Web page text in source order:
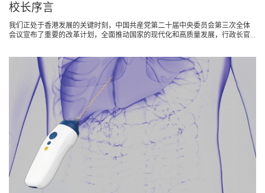
校长序言
我们正处于香港发展的关键时刻，中国共産党第二十届中央委员会第三次全体
会议宣布了重要的改革计划，全面推动国家的现代化和高质量发展，行政长官...